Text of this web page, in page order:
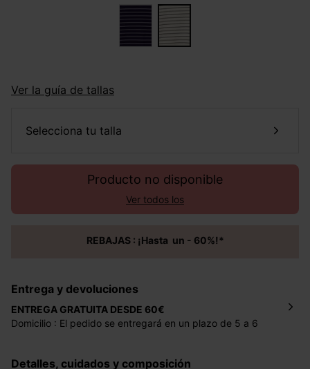
Ver la guía de tallas
selecciona tu talla
Producto no disponible
Ver todos los
REBAJAS : ¡Hasta un - 60%!*
Entrega y devoluciones
ENTREGA GRATUITA DESDE 60€
Domicilio : El pedido se entregará en un plazo de 5 a 6
Mondial Relay : El pedido se entregará en un plazo de 5
Detalles, cuidados y composición